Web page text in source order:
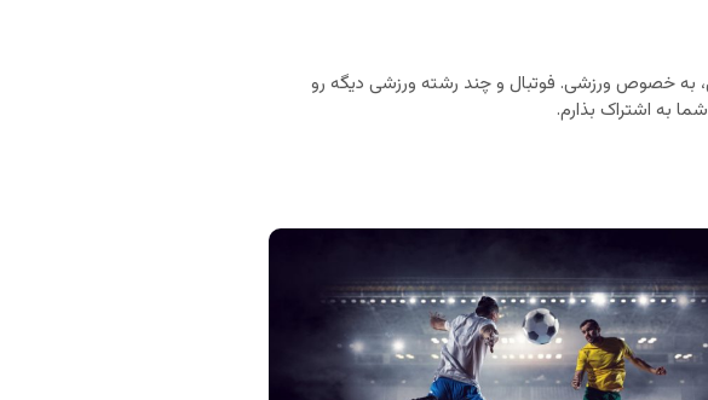
به خصوص ورزشی. فوتبال و چند رشته ورزشی دیگه رو
به اشتراک بذارم.